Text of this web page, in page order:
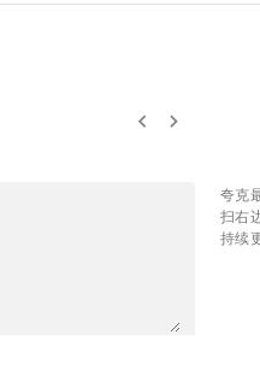
keyboard_arrow_left keyboard_arrow_right
夸克
扫右
持续